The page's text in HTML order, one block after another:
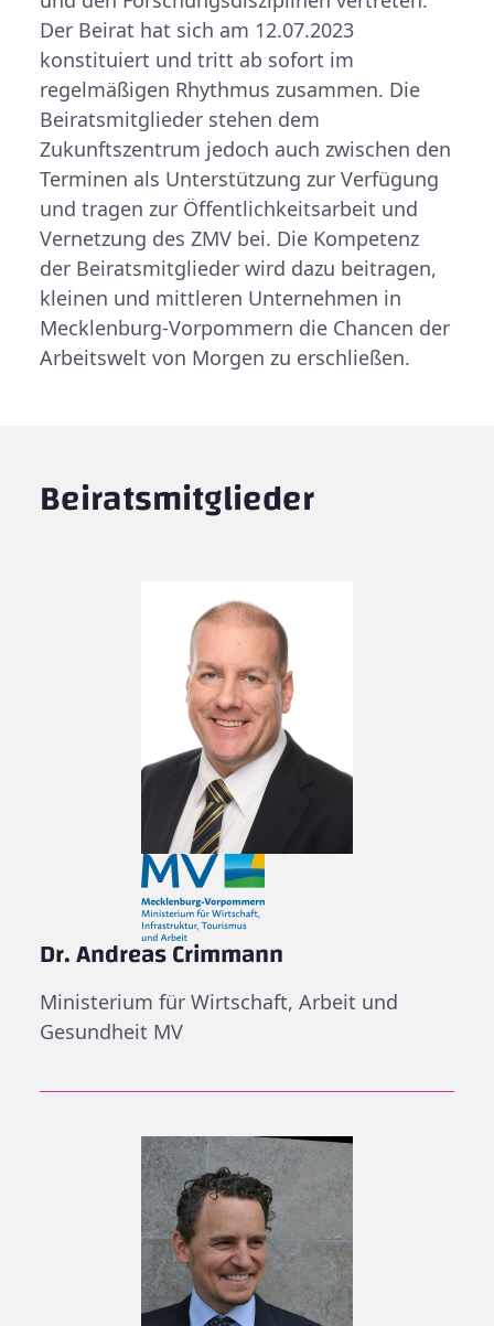
Der Beirat hat sich am 12.07.2023
konstituiert und tritt ab sofort im
regelmäßigen Rhythmus zusammen. Die
Beiratsmitglieder stehen dem
Zukunftszentrum jedoch auch zwischen den
Terminen als Unterstützung zur Verfügung
und tragen zur Öffentlichkeitsarbeit und
Vernetzung des ZMV bei. Die Kompetenz
der Beiratsmitglieder wird dazu beitragen,
kleinen und mittleren Unternehmen in
Mecklenburg-Vorpommern die Chancen der
Arbeitswelt von Morgen zu erschließen.
Beiratsmitglieder
Dr. Andreas Crimmann
Ministerium für Wirtschaft, Arbeit und
Gesundheit MV